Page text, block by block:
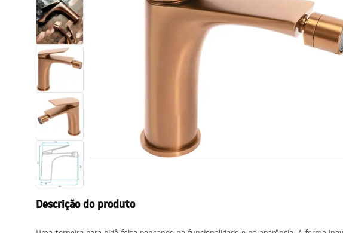
Lava-louças e lavatórios de casa
de banho
banho
Chuveiros de casa de banho
Acessórios de casa de banho,
Descrição do produto